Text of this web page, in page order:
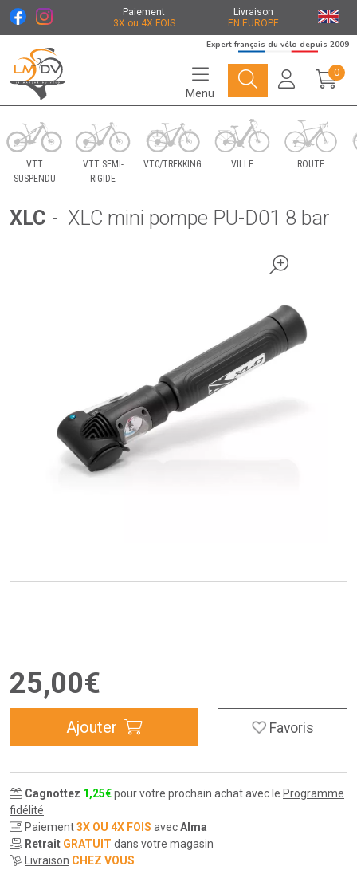
Paiement
3X ou 4X FOIS
Livraison
EN EUROPE
Le Marché du Vélo Votre distributeurs de vélo
Expert français du vélo depuis 2009
Menu
0
VTT
SUSPENDU
VTT SEMI-
RIGIDE
VTC/TREKKING VILLE ROUTE
XLC - XLC mini pompe PU-D01 8 bar
25,00€
Ajouter Favoris
Cagnottez 1,25€pour votre prochain achat avec le Programme
fidélité
Paiement3X OU 4X FOIS avecAlma
Retrait GRATUIT dans votre magasin
Livraison CHEZ VOUS